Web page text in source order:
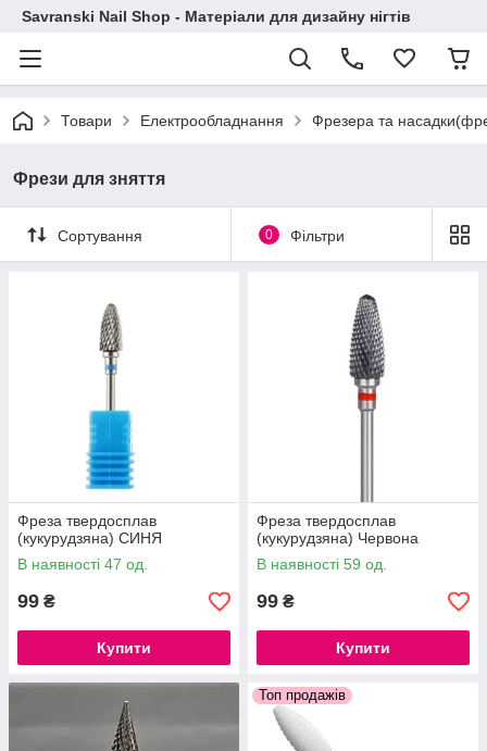
Savranski Nail Shop - Матеріали для дизайну нігтів
Товари Електрообладнання Фрезера та
Фрези для зняття
Сортування 0 Фільтри
Фреза твердосплав
(кукурудзяна) СИНЯ
В наявності 47 од.
99 ₴
Купити
Фреза твердосплав
(кукурудзяна) Червона
В наявності 59 од.
99 ₴
Купити
Топ продажів